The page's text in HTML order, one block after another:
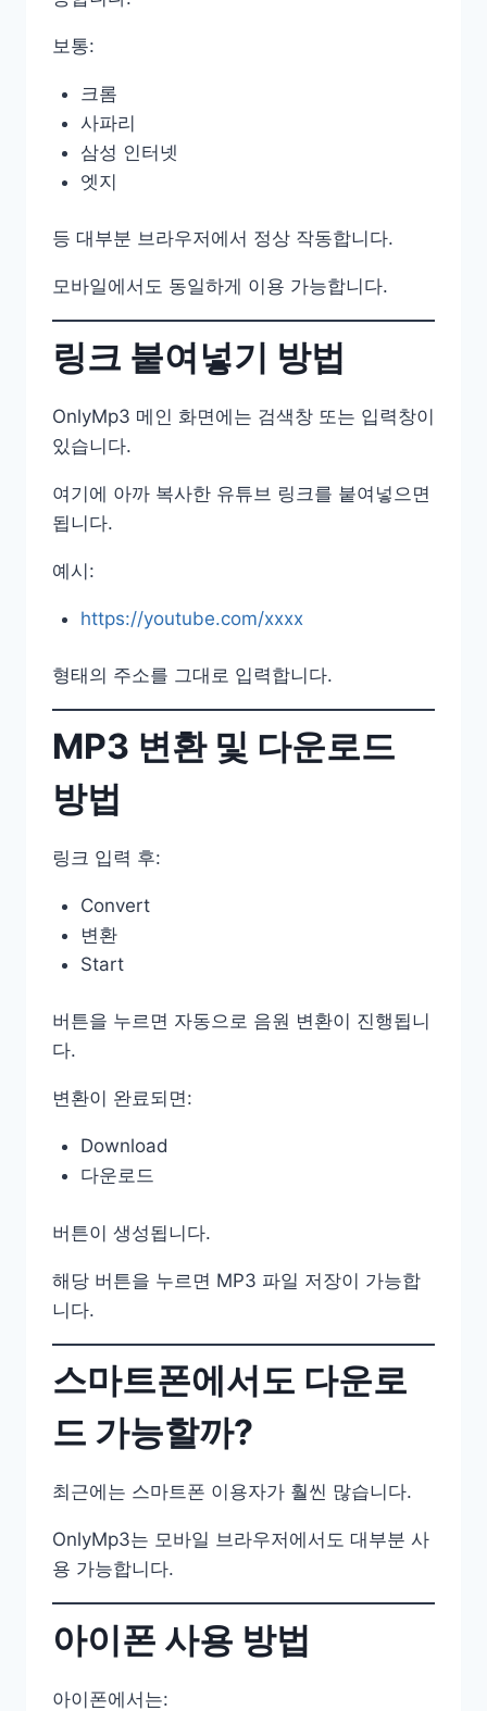
보통:
크롬
사파리
삼성 인터넷
엣지
등 대부분 브라우저에서 정상 작동합니다.
모바일에서도 동일하게 이용 가능합니다.
링크 붙여넣기 방법
OnlyMp3 메인 화면에는 검색창 또는 입력창이
있습니다.
여기에 아까 복사한 유튜브 링크를 붙여넣으면
됩니다.
예시:
https://youtube.com/xxxx
형태의 주소를 그대로 입력합니다.
MP3 변환 및 다운로드
방법
링크 입력 후:
Convert
변환
Start
버튼을 누르면 자동으로 음원 변환이 진행됩니
다.
변환이 완료되면:
Download
다운로드
버튼이 생성됩니다.
해당 버튼을 누르면 MP3 파일 저장이 가능합
니다.
스마트폰에서도 다운로
드 가능할까?
최근에는 스마트폰 이용자가 훨씬 많습니다.
OnlyMp3는 모바일 브라우저에서도 대부분 사
용 가능합니다.
아이폰 사용 방법
아이폰에서는: